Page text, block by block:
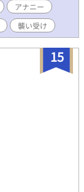
アナニー
襲い受け
15